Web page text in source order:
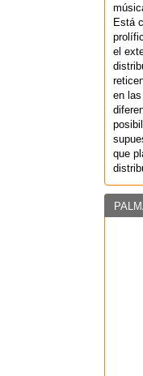
Está
el
en
que